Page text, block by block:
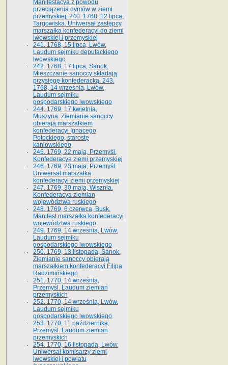
Manifestacya z powodu
przeciążenia dymów w ziemi
przemyskiej. 240. 1768, 12 lipca,
Targowiska. Uniwersał zastępcy
marszałka konfederacyi do ziemi
lwowskiej i przemyskiej
241. 1768, 15 lipca, Lwów.
Laudum sejmiku deputackiego
lwowskiego
242. 1768, 17 lipca, Sanok.
Mieszczanie sanoccy składają
przysięgę konfederacką. 243.
1768, 14 września, Lwów.
Laudum sejmiku
gospodarskiego lwowskiego
244. 1769, 17 kwietnia,
Muszyna. Ziemianie sanoccy
obierają marszałkiem
konfederacyi Ignacego
Potockiego, starostę
kaniowskiego
245. 1769, 22 maja, Przemyśl.
Konfederacya ziemi przemyskiej
246. 1769, 23 maja, Przemyśl.
Uniwersał marszałka
konfederacyi ziemi przemyskiej
247. 1769, 30 maja, Wisznia.
Konfederacya ziemian
województwa ruskiego
248. 1769, 6 czerwca, Busk.
Manifest marszałka konfederacyi
województwa ruskiego
249. 1769, 14 września, Lwów.
Laudum sejmiku
gospodarskiego lwowskiego
250. 1769, 13 listopada, Sanok.
Ziemianie sanoccy obierają
marszałkiem konfederacyi Filipa
Radzimińskiego
251. 1770, 14 września,
Przemyśl. Laudum ziemian
przemyskich
252. 1770, 14 września, Lwów.
Laudum sejmiku
gospodarskiego lwowskiego
253. 1770, 11 października,
Przemyśl. Laudum ziemian
przemyskich
254. 1770, 16 listopada, Lwów.
Uniwersał komisarzy ziemi
lwowskiej i powiatu